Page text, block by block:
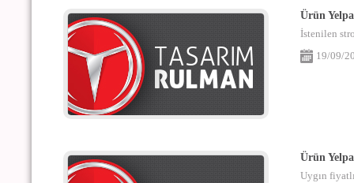
Ürün
İstenilen
19/09/
Ürün
Uygın